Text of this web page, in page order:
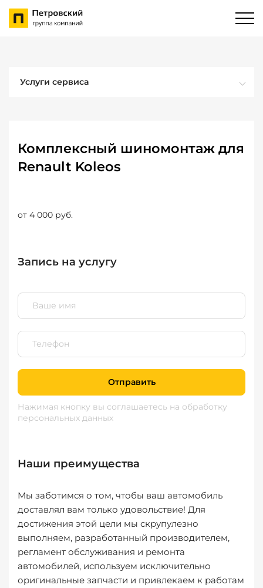
Услуги сервиса
Комплексный шиномонтаж для
Renault Koleos
от 4 000 руб.
Запись на услугу
Отправить
Нажимая кнопку вы соглашаетесь на обработку
персональных данных
Наши преимущества
Мы заботимся о том, чтобы ваш автомобиль
доставлял вам только удовольствие! Для
достижения этой цели мы скрупулезно
выполняем, разработанный производителем,
регламент обслуживания и ремонта
автомобилей, используем исключительно
оригинальные запчасти и привлекаем к работам